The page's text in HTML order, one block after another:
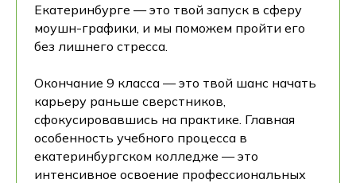
Екатеринбурге — это твой запуск в сферу
моушн-графики, и мы поможем пройти его
без лишнего стресса.
Окончание 9 класса — это твой шанс начать
карьеру раньше сверстников,
сфокусировавшись на практике. Главная
особенность учебного процесса в
екатеринбургском колледже — это
интенсивное освоение профессиональных